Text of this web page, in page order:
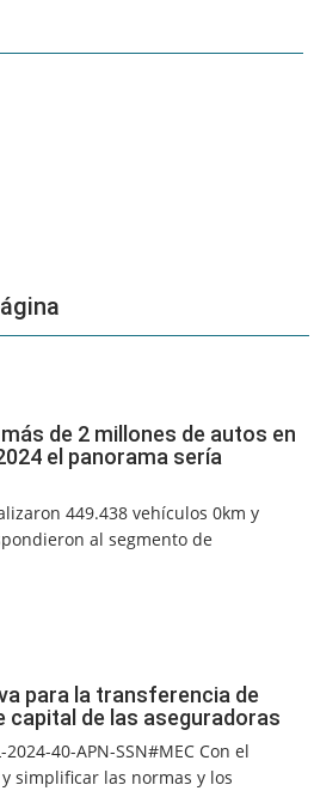
de 2 millones de autos en
el panorama sería
449.438 vehículos 0km y
al segmento de
para la transferencia de
capital de las aseguradoras
40-APN-SSN#MEC Con el
simplificar las normas y los